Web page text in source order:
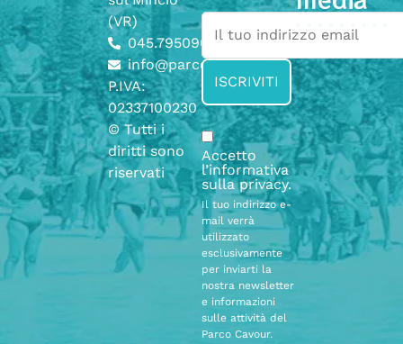
(VR)
045.7950904
info@parcocavour.it
P.IVA:
02337100230
© Tutti i
diritti sono
riservati
Accetto
l’informativa
sullaprivacy.
Il tuo indirizzo e-
mail verrà
utilizzato
esclusivamente
per inviarti la
nostra newsletter
e informazioni
sulle attività del
Parco Cavour.